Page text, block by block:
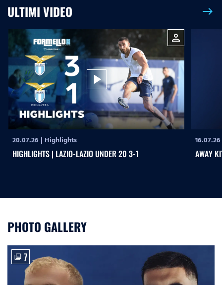
ULTIMI VIDEO east
person
play_arrow
20.07.26 | Highlights
HIGHLIGHTS | LAZIO-LAZIO UNDER 20 3-1
16.07.26
AWAY
PHOTO GALLERY
photo_library 7